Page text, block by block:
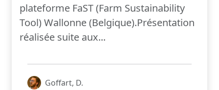
plateforme FaST (Farm Sustainability
Tool) Wallonne (Belgique).Présentation
réalisée suite aux...
Goffart, D.